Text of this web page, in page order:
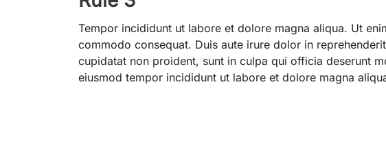
Tempor incididunt ut labore et dolore magna aliqua. Ut
commodo consequat. Duis aute irure dolor in
cupidatat non proident, sunt in culpa qui officia deserunt
eiusmod tempor incididunt ut labore et dolore magna